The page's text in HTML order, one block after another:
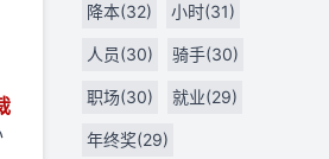
降本(32) 小时(31)
人员(30) 骑手(30)
职场(30) 就业(29)
年终奖(29)